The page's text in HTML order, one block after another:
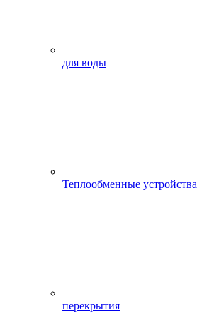
для воды
Теплообменные устройства
перекрытия